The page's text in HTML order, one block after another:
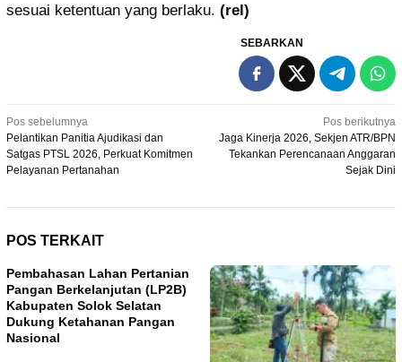
sesuai ketentuan yang berlaku. (rel)
SEBARKAN
Navigasi
pos
Pos sebelumnya
Pelantikan Panitia Ajudikasi dan
Satgas PTSL 2026, Perkuat Komitmen
Pelayanan Pertanahan
Pos berikutnya
Jaga Kinerja 2026, Sekjen ATR/BPN
Tekankan Perencanaan Anggaran
Sejak Dini
POS TERKAIT
Pembahasan Lahan Pertanian
Pangan Berkelanjutan (LP2B)
Kabupaten Solok Selatan
Dukung Ketahanan Pangan
Nasional